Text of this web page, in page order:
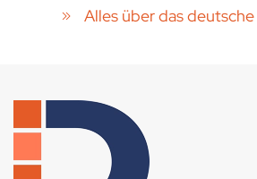
Alles über das deutsche